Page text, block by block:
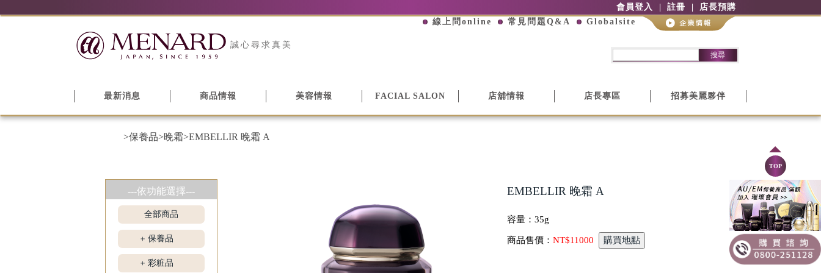
店長預購
註冊
會員登入
線上問online
常見問題Q&A Globalsite
搜尋
誠心尋求真美
最新消息 商品情報 美容情報 FACIAL SALON 店舖情報 店長專區 招募美麗夥伴
>保養品>晚霜>EMBELLIR 晚霜 A
---依功能選擇---
全部商品
+ 保養品
+ 彩粧品
EMBELLIR 晚霜 A
容量： 35g
商品售價： NT$11000
TOP